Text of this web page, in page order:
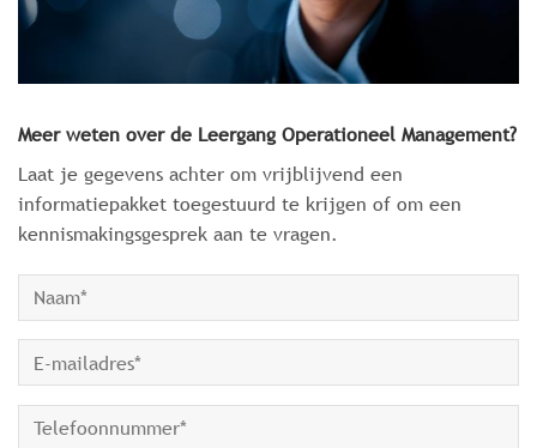
Meer weten over de Leergang Operationeel Management?
Laat je gegevens achter om vrijblijvend een
informatiepakket toegestuurd te krijgen of om een
kennismakingsgesprek aan te vragen.